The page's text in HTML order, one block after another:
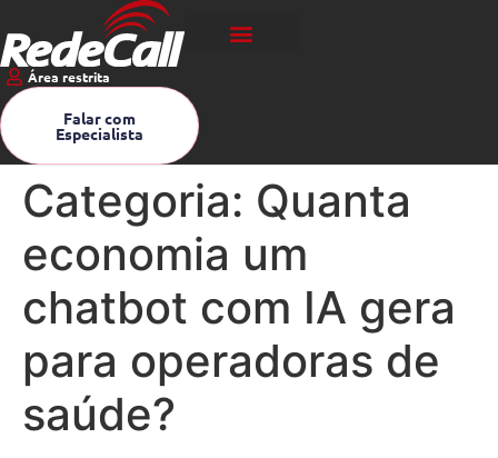
Área restrita
Falar com
Especialista
Categoria: Quanta
economia um
chatbot com IA gera
para operadoras de
saúde?